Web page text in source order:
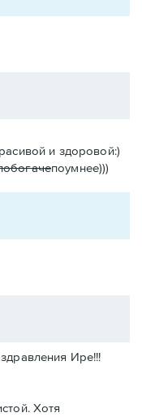
и здоровой:)
поумнее)))
Ире!!!
Хотя